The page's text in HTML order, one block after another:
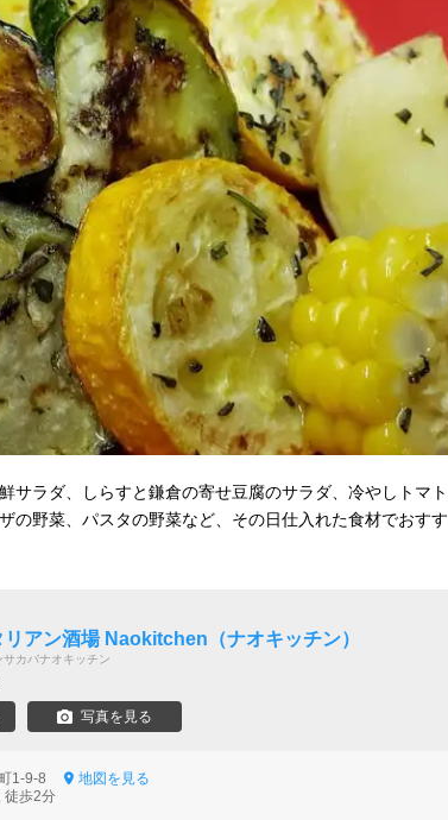
サラダ、しらすと鎌倉の寄せ豆腐のサラダ、冷やしトマト
の野菜、パスタの野菜など、その日仕入れた食材でおすす
アン酒場 Naokitchen（ナオキッチン）
カバナオキッチン
写真を見る
町1-9-8
地図を見る
徒歩2分